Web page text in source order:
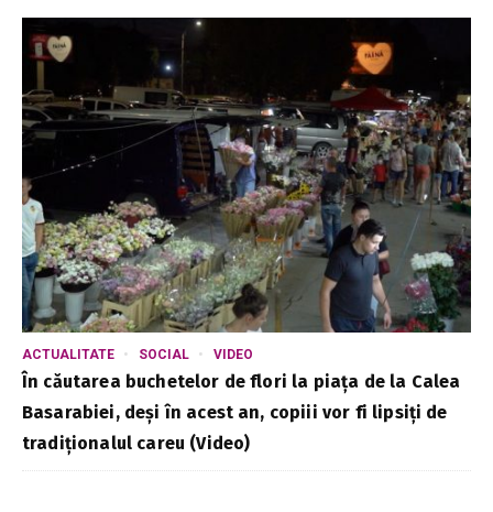
ACTUALITATE SOCIAL VIDEO
În căutarea buchetelor de flori la piața de la Calea
Basarabiei, deși în acest an, copiii vor fi lipsiți de
tradiționalul careu (Video)